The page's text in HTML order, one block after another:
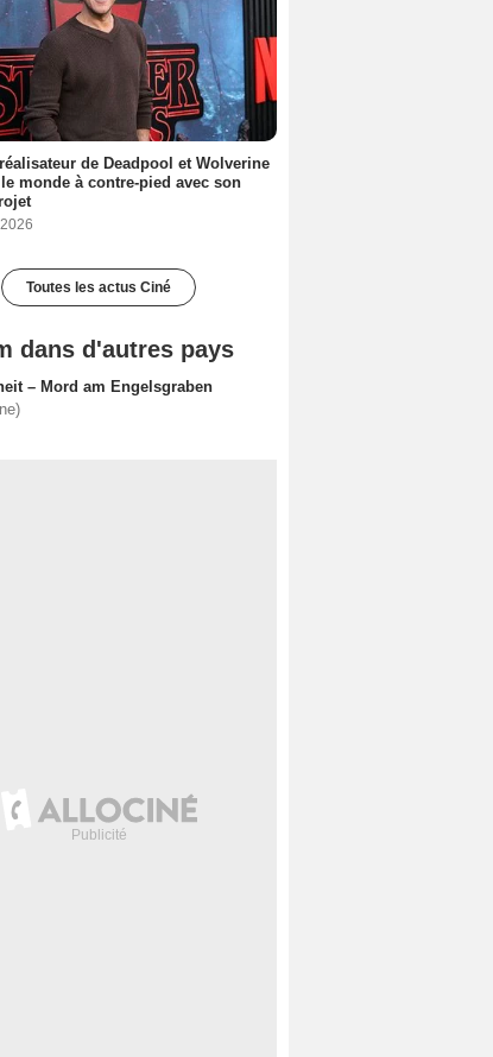
de Deadpool et Wolverine
monde à contre-pied avec son
Toutes les actus Ciné
dans d'autres pays
– Mord am Engelsgraben